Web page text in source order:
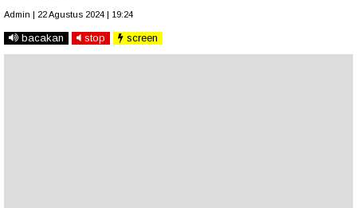
Admin | 22 Agustus 2024 | 19:24
bacakan stop screen